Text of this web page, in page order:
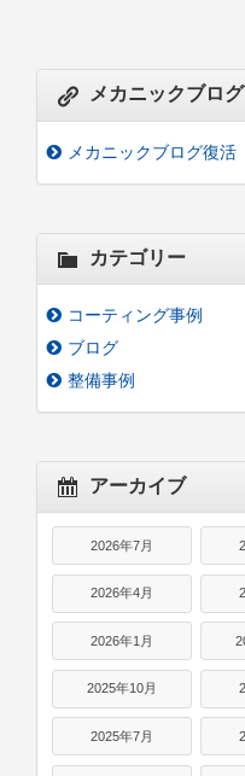
メカニックブログ
メカニックブログ復活
カテゴリー
コーティング事例
ブログ
整備事例
アーカイブ
2026年7月
2026年4月
2026年1月
2025年10月
2025年7月